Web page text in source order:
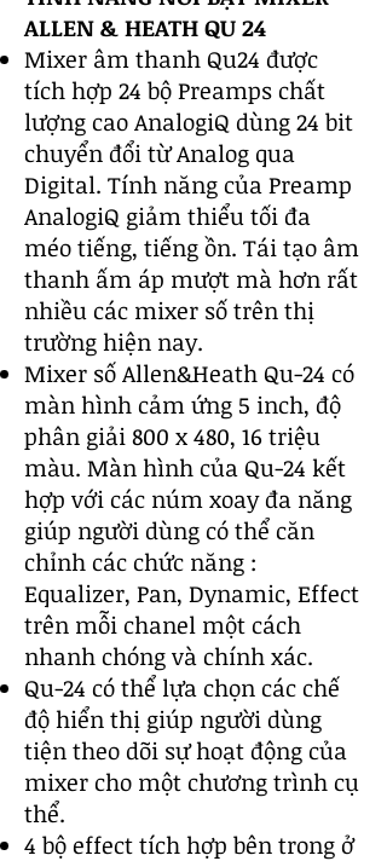
ALLEN & HEATH QU 24
Mixer âm thanh Qu24 được
tích hợp 24 bộ Preamps chất
lượng cao AnalogiQ dùng 24 bit
chuyển đổi từ Analog qua
Digital. Tính năng của Preamp
AnalogiQ giảm thiểu tối đa
méo tiếng, tiếng ồn. Tái tạo âm
thanh ấm áp mượt mà hơn rất
nhiều các mixer số trên thị
trường hiện nay.
Mixer số Allen&Heath Qu-24 có
màn hình cảm ứng 5 inch, độ
phân giải 800 x 480, 16 triệu
màu. Màn hình của Qu-24 kết
hợp với các núm xoay đa năng
giúp người dùng có thể căn
chỉnh các chức năng :
Equalizer, Pan, Dynamic, Effect
trên mỗi chanel một cách
nhanh chóng và chính xác.
Qu-24 có thể lựa chọn các chế
độ hiển thị giúp người dùng
tiện theo dõi sự hoạt động của
mixer cho một chương trình cụ
thể.
4 bộ effect tích hợp bên trong ở